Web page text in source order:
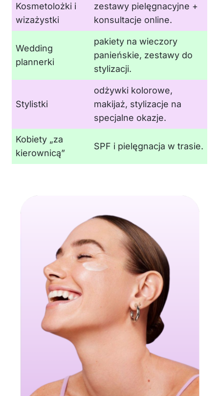
Kosmetolożki i
wizażystki
zestawy pielęgnacyjne +
konsultacje online.
Wedding
plannerki
pakiety na wieczory
panieńskie, zestawy do
stylizacji.
Stylistki
odżywki kolorowe,
makijaż, stylizacje na
specjalne okazje.
Kobiety „za
kierownicą”
SPF i pielęgnacja w trasie.